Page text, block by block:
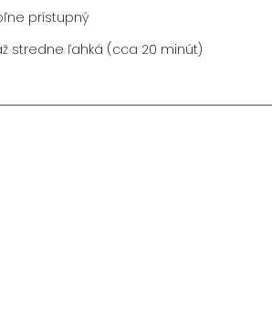
prístupný
stredne ľahká (cca 20 minút)